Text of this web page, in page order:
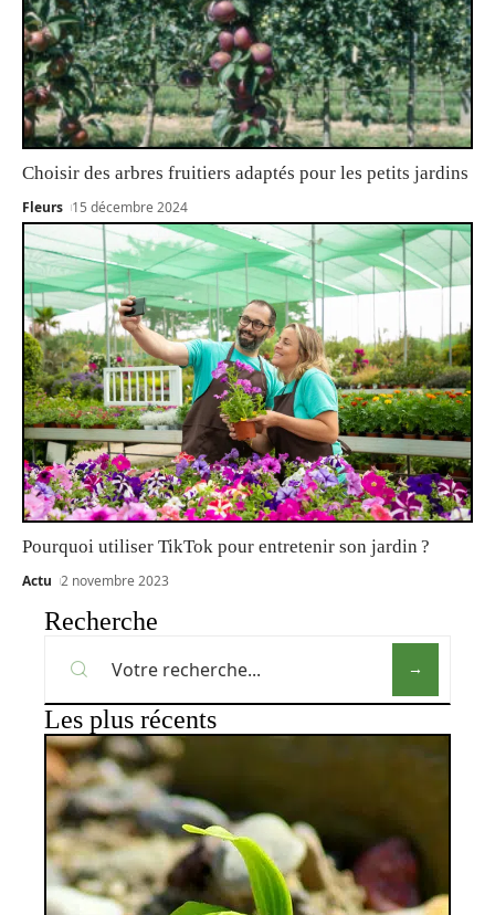
Choisir des arbres fruitiers adaptés pour les petits jardins
Fleurs 15 décembre 2024
Pourquoi utiliser TikTok pour entretenir son jardin ?
Actu 2 novembre 2023
Recherche
Les plus récents